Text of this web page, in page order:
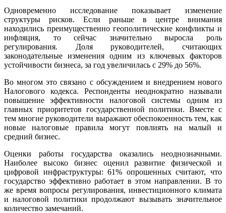
Одновременно исследование показывает изменение
структуры рисков. Если раньше в центре внимания
находились преимущественно геополитические конфликты и
инфляция, то сейчас значительно выросла роль
регулирования. Доля руководителей, считающих
законодательные изменения одним из ключевых факторов
устойчивости бизнеса, за год увеличилась с 29% до 56%.
Во многом это связано с обсуждением и внедрением нового
Налогового кодекса. Респонденты неоднократно называли
повышение эффективности налоговой системы одним из
главных приоритетов государственной политики. Вместе с
тем многие руководители выражают обеспокоенность тем, как
новые налоговые правила могут повлиять на малый и
средний бизнес.
Оценки работы государства оказались неоднозначными.
Наиболее высоко бизнес оценил развитие физической и
цифровой инфраструктуры: 61% опрошенных считают, что
государство эффективно работает в этом направлении. В то
же время вопросы регулирования, инвестиционного климата
и налоговой политики продолжают вызывать значительное
количество замечаний.